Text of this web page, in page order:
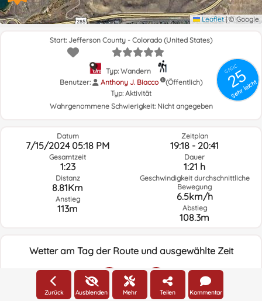
Leaflet |© Google
GRSIC
25
Sehr leicht
Start: Jefferson County - Colorado (United States)
Typ: Wandern
Benutzer:
Anthony J. Biacco
(Öffentlich)
Typ: Aktivität
Wahrgenommene Schwierigkeit: Nicht angegeben
Datum
7/15/2024 05:18 PM
Gesamtzeit
1:23
Distanz
8.81Km
Anstieg
113m
Zeitplan
19:18 - 20:41
Dauer
1:21 h
Geschwindigkeit durchschnittliche
Bewegung
6.5km/h
Abstieg
108.3m
Wetter am Tag der Route und ausgewählte Zeit
17:00
Zurück Ausblenden Mehr Teilen Kommentar